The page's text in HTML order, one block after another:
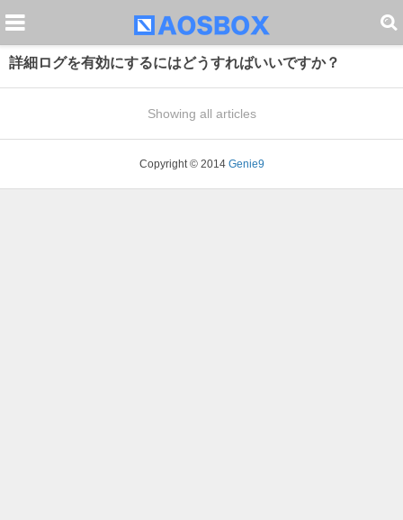
詳細ログを有効にするにはどうすればいいですか？
Showing all articles
Copyright © 2014Genie9